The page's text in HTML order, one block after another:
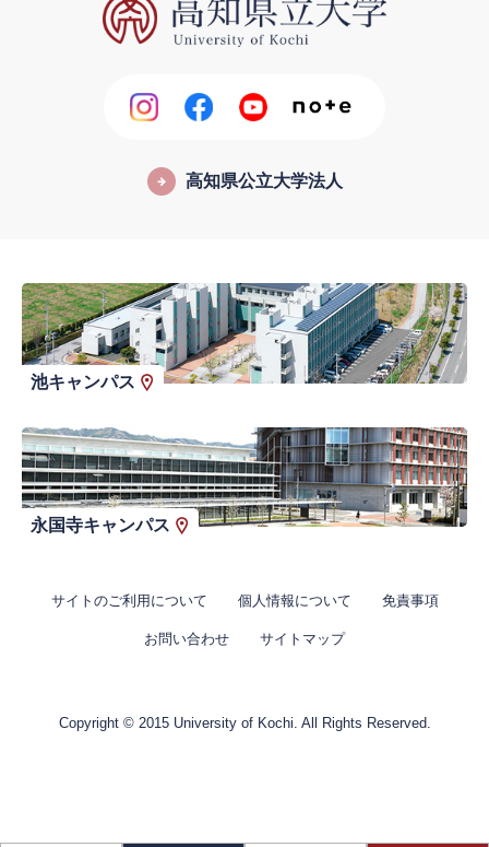
高知県公立大学法人
池キャンパス
永国寺キャンパス
サイトのご利用について 個人情報について 免責事項
お問い合わせ サイトマップ
Copyright © 2015 University of Kochi. All Rights Reserved.